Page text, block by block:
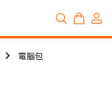
電腦包